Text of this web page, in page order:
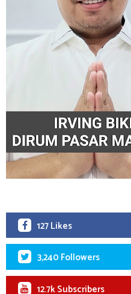
127 Likes
3,240 Followers
12.7k Subscribers